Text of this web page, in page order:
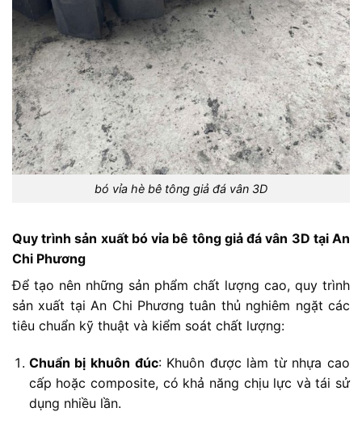
bó vỉa hè bê tông giả đá vân 3D
Quytrìnhsản xuất bóvỉa bê tông giảđávân 3D tạiAn
Chi Phương
Để tạo nên những sản phẩm chất lượng cao, quy trình
sản xuất tại An Chi Phươngtuân thủ nghiêm ngặtcác
tiêu chuẩn kỹ thuật và kiểm soát chất lượng:
Chuẩn bị khuôn đúc: Khuôn được làm từ nhựa cao
cấp hoặccomposite, có khả năng chịu lực vàtái sử
dụng nhiều lần.